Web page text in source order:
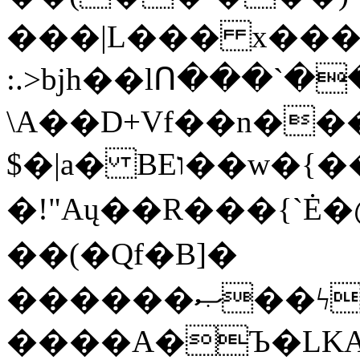
���|L���
$�|a� BEו��w�{���;���q�X��d%�������W� hU�(�1�Ū}9�S�F<��i�L3�;�
��(�Qf�B]�
������ޞ��ϟak��r��_39$�8�p���7�2�yIZ�R��x��/